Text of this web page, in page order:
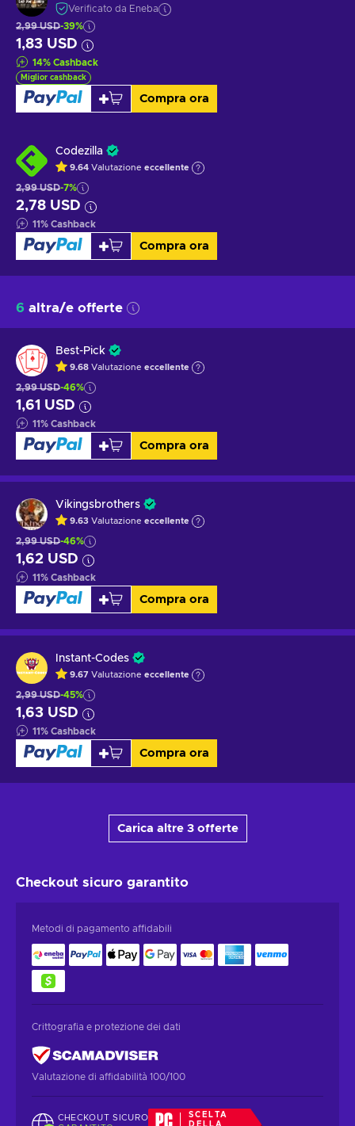
Verificato da Eneba
2,99 USD-39%
1,83 USD
14% Cashback
Miglior cashback
Compra ora
Codezilla
9.64 Valutazione eccellente
2,99 USD-7%
2,78 USD
11% Cashback
Compra ora
6 altra/e offerte
Best-Pick
9.68 Valutazione eccellente
2,99 USD-46%
1,61 USD
11% Cashback
Compra ora
Vikingsbrothers
9.63 Valutazione eccellente
2,99 USD-46%
1,62 USD
11% Cashback
Compra ora
Instant-Codes
9.67 Valutazione eccellente
2,99 USD-45%
1,63 USD
11% Cashback
Compra ora
Carica altre 3 offerte
Checkout sicuro garantito
Metodi di pagamento affidabili
Crittografia e protezione dei dati
Valutazione di affidabilità 100/100
CHECKOUT SICURO
SCELTA
DELLA